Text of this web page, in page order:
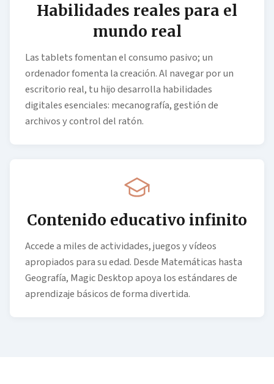
Habilidades reales para el
mundo real
Las tablets fomentan el consumo pasivo; un
ordenador fomenta la creación. Al navegar por un
escritorio real, tu hijo desarrolla habilidades
digitales esenciales: mecanografía, gestión de
archivos y control del ratón.
Contenido educativo infinito
Accede a miles de actividades, juegos y vídeos
apropiados para su edad. Desde Matemáticas hasta
Geografía, Magic Desktop apoya los estándares de
aprendizaje básicos de forma divertida.